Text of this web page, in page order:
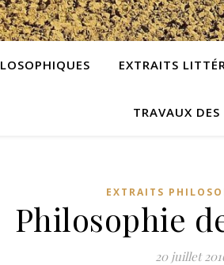
EXTRAITS
TRAVAUX
EXTRAITS
Philosophie
20 juillet